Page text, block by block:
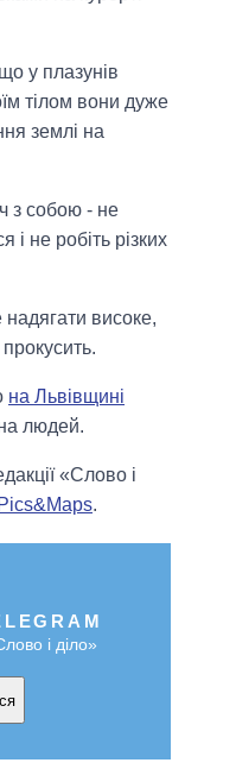
у плазунів
тілом вони дуже
землі на
з собою - не
і не робіть різких
високе,
на Львівщині
людей.
«Слово і
Pics&Maps.
і діло»